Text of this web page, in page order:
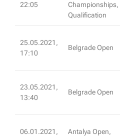
22:05
Championships,
Qualification
25.05.2021,
17:10
Belgrade Open
23.05.2021,
13:40
Belgrade Open
06.01.2021,
Antalya Open,